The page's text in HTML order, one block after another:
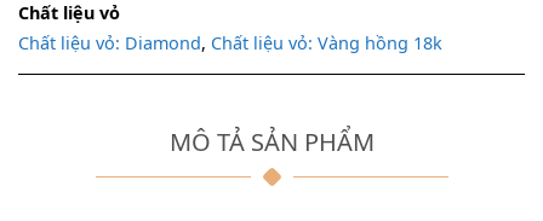
MÔ TẢ SẢN PHẨM
Chất liệu vỏ
Chất liệu vỏ: Diamond, Chất liệu vỏ: Vàng hồng 18k